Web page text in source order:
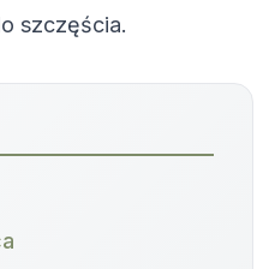
szczęścia.